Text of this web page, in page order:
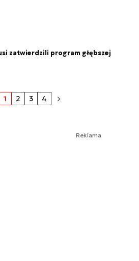
zatwierdzili program głębszej
1 2 3 4
Reklama